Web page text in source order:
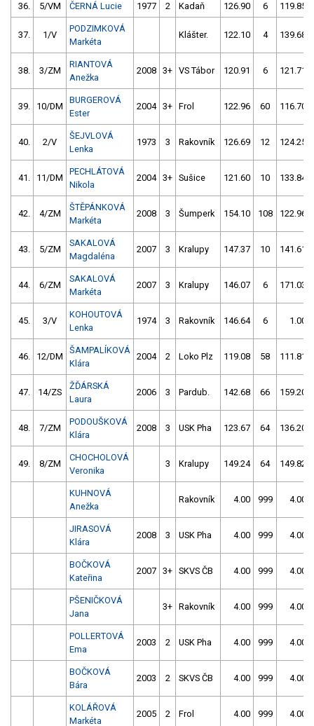
36. 5/VM ČERNÁ Lucie 1977 2 Kadaň 126.90 6 119.85
37. 1/V
PODZIMKOVÁ
Markéta
Klášter. 122.10 4 139.68
38. 3/ZM
RIANTOVÁ
Anežka
2008 3+ VS Tábor 120.91 6 121.71
39. 10/DM
BURGEROVÁ
Ester
2004 3+ Frol 122.96 60 116.70
40. 2/V
ŠEJVLOVÁ
Lenka
1973 3 Rakovník 126.69 12 124.25
41. 11/DM
PECHLÁTOVÁ
Nikola
2004 3+ Sušice 121.60 10 133.84
42. 4/ZM
ŠTĚPÁNKOVÁ
Markéta
2008 3 Šumperk 154.10 108 122.96
43. 5/ZM
SAKALOVÁ
Magdaléna
2007 3 Kralupy 147.37 10 141.61
44. 6/ZM
SAKALOVÁ
Markéta
2007 3 Kralupy 146.07 6 171.03
45. 3/V
KOHOUTOVÁ
Lenka
1974 3 Rakovník 146.64 6 1.00
46. 12/DM
ŠAMPALÍKOVÁ
Klára
2004 2 Loko Plz 119.08 58 111.81
47. 14/ZS
ŽĎÁRSKÁ
Laura
2006 3 Pardub. 142.68 66 159.20
48. 7/ZM
PODOUŠKOVÁ
Klára
2008 3 USK Pha 123.67 64 136.20
49. 8/ZM
CHOCHOLOVÁ
Veronika
3 Kralupy 149.24 64 149.82
KUHNOVÁ
Anežka
Rakovník 4.00 999 4.00
JIRASOVÁ
Klára
2008 3 USK Pha 4.00 999 4.00
BOČKOVÁ
Kateřina
2007 3+ SKVS ČB 4.00 999 4.00
PŠENIČKOVÁ
Jana
3+ Rakovník 4.00 999 4.00
POLLERTOVÁ
Ema
2003 2 USK Pha 4.00 999 4.00
BOČKOVÁ
Bára
2003 2 SKVS ČB 4.00 999 4.00
KOLÁŘOVÁ
Markéta
2005 2 Frol 4.00 999 4.00